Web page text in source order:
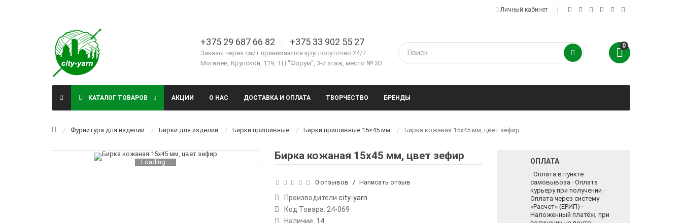
Личный кабинет
+375 29 687 66 82 +375 33 902 55 27
Заказы через сайт принимаются круглосуточно 24/7
Могилёв, Крупской, 119, ТЦ "Форум", 3-й этаж, место № 30
0
КАТАЛОГ ТОВАРОВ АКЦИИ О НАС ДОСТАВКА И ОПЛАТА ТВОРЧЕСТВО БРЕНДЫ
Фурнитура для изделий Бирки для изделий Бирки пришивные Бирки пришивные 15×45 мм Бирка кожаная 15х45 мм, цвет зефир
Loading...
Бирка кожаная 15х45 мм, цвет зефир
0 отзывов / Написать отзыв
Производители city-yarn
Код Товара: 24-069
Наличие: 14
ОПЛАТА
· Оплата в пункте
самовывоза · Оплата
курьеру при получении ·
Оплата через систему
«Расчет» (ЕРИП) ·
Наложенный платёж, при